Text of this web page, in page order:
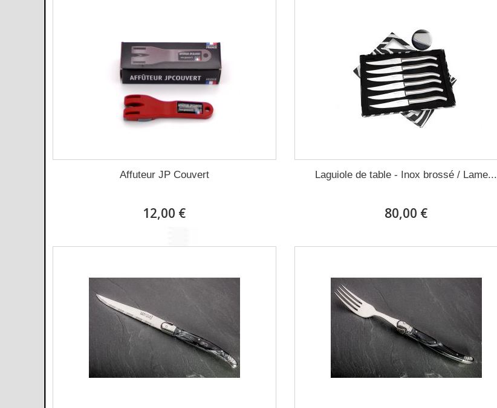
Affuteur JP Couvert
12,00 €
Laguiole de table - Inox brossé / Lame...
80,00 €